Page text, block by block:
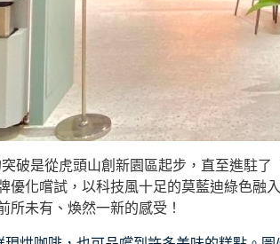
破是從虎頭山創新園區起步，直至進駐
優化嚐試，以科技風十足的莫藍迪綠色
所未有、煥然一新的感受！